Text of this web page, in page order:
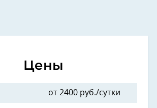
Цены
от 2400 руб./сутки